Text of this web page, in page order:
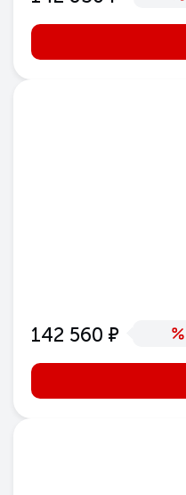
142 560 е